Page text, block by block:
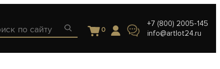
0
+7 (800) 2005-145
info@artlot24.ru